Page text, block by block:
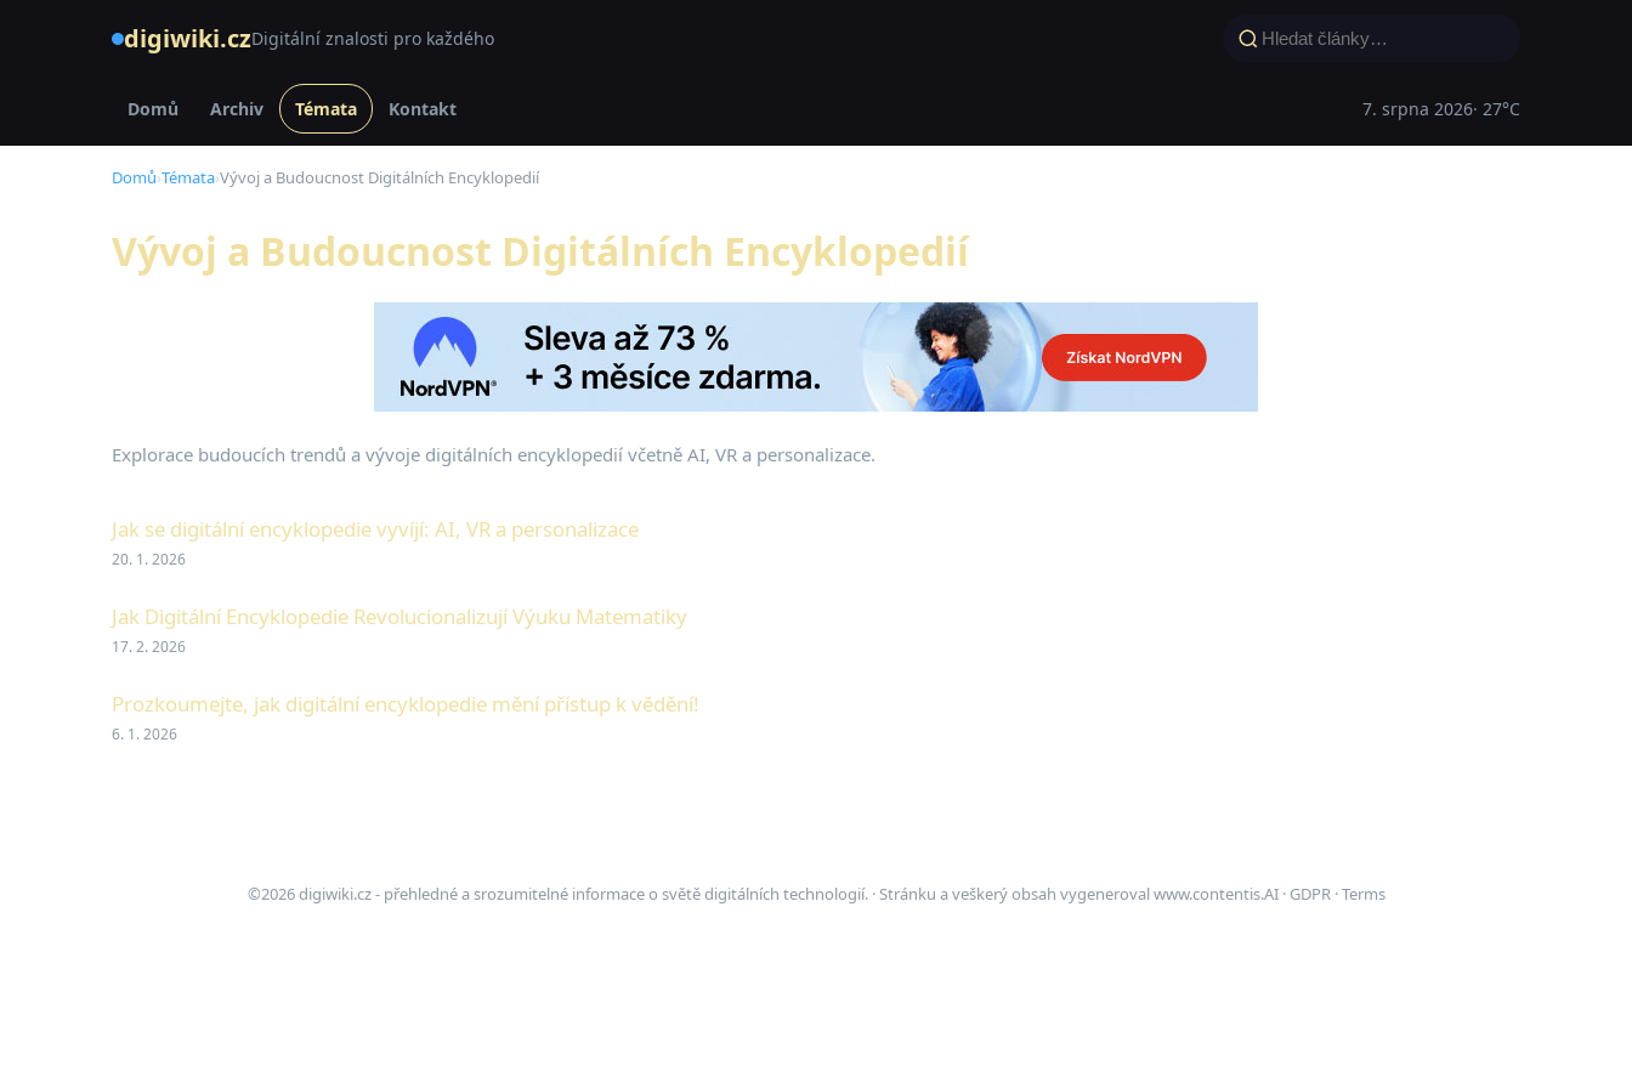
digiwiki.czDigitální znalosti pro každého
Domů Archiv Témata Kontakt 7. srpna 2026· 27°C
Domů›Témata›Vývoj a Budoucnost Digitálních Encyklopedií
Vývoj a Budoucnost Digitálních Encyklopedií
Explorace budoucích trendů a vývoje digitálních encyklopedií včetně AI, VR a personalizace.
Jak se digitální encyklopedie vyvíjí: AI, VR a personalizace
20. 1. 2026
Jak Digitální Encyklopedie Revolucionalizují Výuku Matematiky
17. 2. 2026
Prozkoumejte, jak digitální encyklopedie mění přístup k vědění!
6. 1. 2026
©2026 digiwiki.cz - přehledné a srozumitelné informace o světě digitálních technologií. · Stránku a veškerý obsah vygenerovalwww.contentis.AI· GDPR·Terms